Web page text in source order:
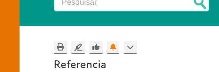
Referencia